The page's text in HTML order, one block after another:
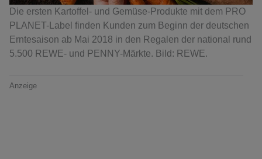
Die ersten Kartoffel- und Gemüse-Produkte mit dem PRO
PLANET-Label finden Kunden zum Beginn der deutschen
Erntesaison ab Mai 2018 in den Regalen der national rund
5.500 REWE- und PENNY-Märkte. Bild: REWE.
Anzeige